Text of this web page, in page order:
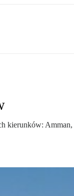
kierunków: